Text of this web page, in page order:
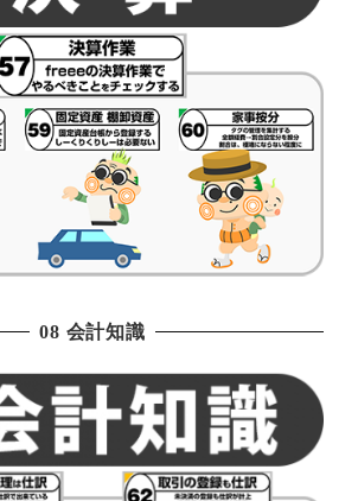
08 会計知識